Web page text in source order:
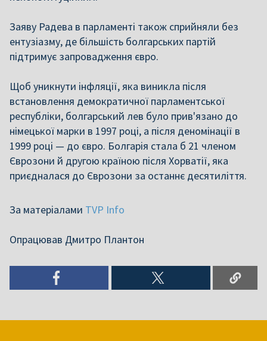
Заяву Радева в парламенті також сприйняли без
ентузіазму, де більшість болгарських партій
підтримує запровадження євро.
Щоб уникнути інфляції, яка виникла після
встановлення демократичної парламентської
республіки, болгарський лев було прив'язано до
німецької марки в 1997 році, а після деномінації в
1999 році — до євро. Болгарія стала б 21 членом
Єврозони й другою країною після Хорватії, яка
приєдналася до Єврозони за останнє десятиліття.
За матеріалами TVP Info
Опрацював Дмитро Плантон